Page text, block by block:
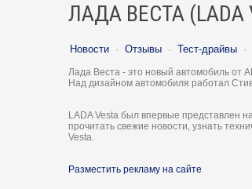
ЛАДА ВЕСТА (LADA
Новости · Отзывы · Тест-драйвы ·
Лада Веста - это новый автомобиль от
Над дизайном автомобиля работал
LADA Vesta был впервые представлен
прочитать свежие новости, узнать
Vesta.
Разместить рекламу на сайте